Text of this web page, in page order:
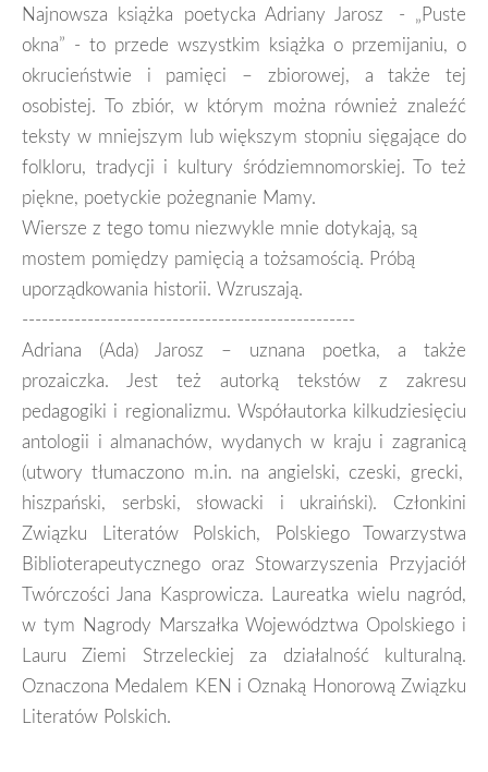
Najnowsza książka poetycka AdrianyJarosz - „Puste
okna” - to przede wszystkim książka o przemijaniu, o
okrucieństwie i pamięci – zbiorowej, a także tej
osobistej. To zbiór, w którym można również znaleźć
teksty w mniejszym lub większym stopniu sięgające do
folkloru, tradycji i kultury śródziemnomorskiej. To też
piękne, poetyckie pożegnanie Mamy.
Wiersze z tego tomu niezwykle mnie dotykają, są
mostem pomiędzy pamięcią a tożsamością. Próbą
uporządkowania historii. Wzruszają.
---------------------------------------------------
Adriana (Ada) Jarosz – uznana poetka, a także
prozaiczka. Jest też autorką tekstów z zakresu
pedagogiki i regionalizmu. Współautorka kilkudziesięciu
antologii i almanachów, wydanych w kraju i zagranicą
(utwory tłumaczono m.in. na angielski, czeski, grecki,
hiszpański, serbski, słowacki i ukraiński). Członkini
Związku Literatów Polskich, Polskiego Towarzystwa
Biblioterapeutycznego oraz Stowarzyszenia Przyjaciół
Twórczości Jana Kasprowicza. Laureatka wielu nagród,
w tym Nagrody Marszałka Województwa Opolskiego i
Lauru Ziemi Strzeleckiej za działalność kulturalną.
Oznaczona Medalem KEN i Oznaką Honorową Związku
Literatów Polskich.